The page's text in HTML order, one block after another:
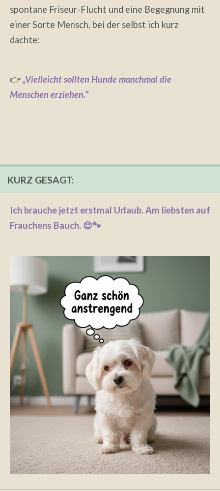
spontane Friseur-Flucht und eine Begegnung mit
einer Sorte Mensch, bei der selbst ich kurz
dachte:
👉„Vielleicht sollten Hunde manchmal die
Menschen erziehen.“
KURZ GESAGT:
Ich brauche jetzt erstmal Urlaub. Am liebsten auf
Frauchens Bauch. 😌🐾